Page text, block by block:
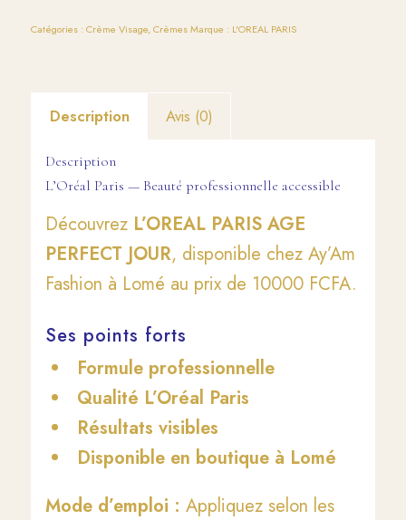
Catégories : Crème Visage,Crèmes Marque : L'OREAL PARIS
Description Avis (0)
Description
L’Oréal Paris — Beauté professionnelle accessible
Découvrez L’OREAL PARIS AGE
PERFECT JOUR, disponible chez Ay’Am
Fashion à Lomé au prix de 10000 FCFA.
Ses points forts
Formule professionnelle
Qualité L’Oréal Paris
Résultats visibles
Disponible en boutique à Lomé
Mode d’emploi : Appliquez selon les